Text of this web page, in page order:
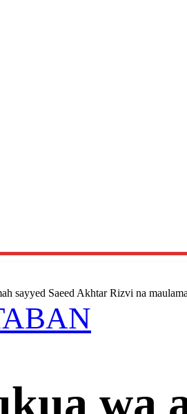
sayyed Saeed Akhtar Rizvi na
wa